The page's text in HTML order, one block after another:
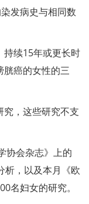
发病史与相同数
持续15年或更长时
胱癌的女性的三
，这些研究不支
协会杂志》上的
析，以及本月《欧
名妇女的研究。